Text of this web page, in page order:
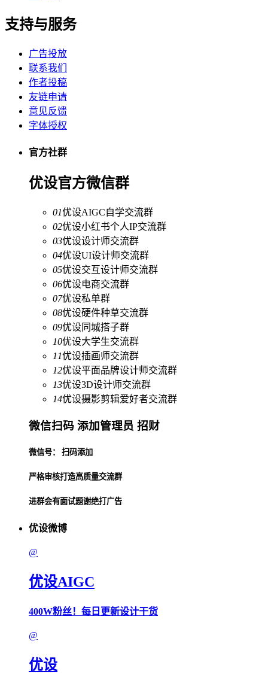
支持与服务
广告投放
联系我们
作者投稿
友链申请
意见反馈
字体授权
官方社群
优设官方微信群
01优设AIGC自学交流群
02优设小红书个人IP交流群
03优设设计师交流群
04优设UI设计师交流群
05优设交互设计师交流群
06优设电商交流群
07优设私单群
08优设硬件种草交流群
09优设同城搭子群
10优设大学生交流群
11优设插画师交流群
12优设平面品牌设计师交流群
13优设3D设计师交流群
14优设摄影剪辑爱好者交流群
微信扫码 添加管理员 招财
微信号： 扫码添加
严格审核打造高质量交流群
进群会有面试题谢绝打广告
优设微博
@
优设AIGC
400W粉丝！每日更新设计干货
@
优设